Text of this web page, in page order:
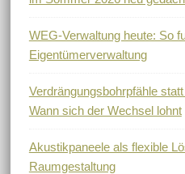
WEG-Verwaltung heute: So
Eigentümerverwaltung
Verdrängungsbohrpfähle
Wann sich der Wechsel lohnt
Akustikpaneele als flexible
Raumgestaltung